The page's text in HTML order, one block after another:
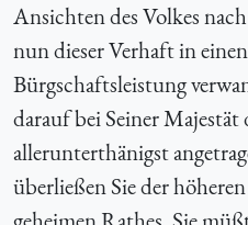
Ansichten des Volkes
nun dieser Verhaft in
Bürgschaftsleistung
darauf bei Seiner Majestät
allerunterthänigst
überließen Sie der